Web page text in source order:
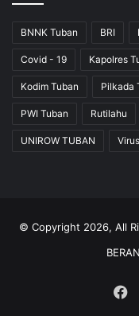
BNNK Tuban BRI
Covid - 19 Kapolres
Kodim Tuban Pilkada
PWI Tuban Rutilahu
UNIROW TUBAN
© Copyright 2026, All